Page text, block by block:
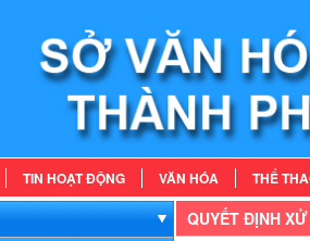
TIN HOẠT ĐỘNG VĂN HÓA THỂ
QUYẾT ĐỊNH